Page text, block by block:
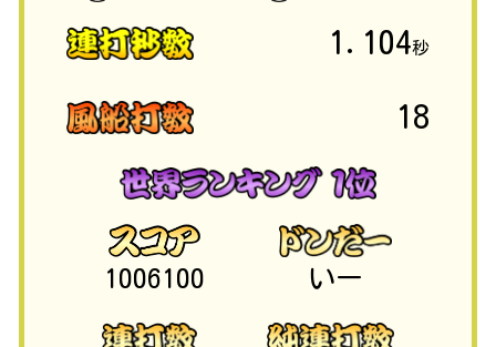
1.104秒
18
1006100 いー